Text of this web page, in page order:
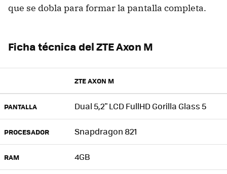
que se dobla para formar la pantalla completa.
Ficha técnica del ZTE Axon M
ZTE AXON M
PANTALLA Dual 5,2" LCD FullHD Gorilla Glass 5
PROCESADOR Snapdragon 821
RAM 4GB